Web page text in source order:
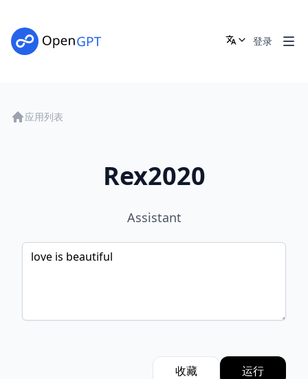
登录
应用列表
Rex2020
Assistant
收藏 运行